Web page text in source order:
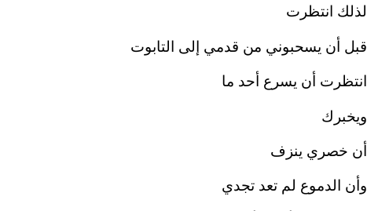
لذلك انتظرت‏
قبل أن يسحبوني من قدمي إلى التابوت‏
انتظرت أن يسرع أحد ما‏
ويخبرك‏
أن خصري ينزف‏
وأن الدموع لم تعد تجدي‏